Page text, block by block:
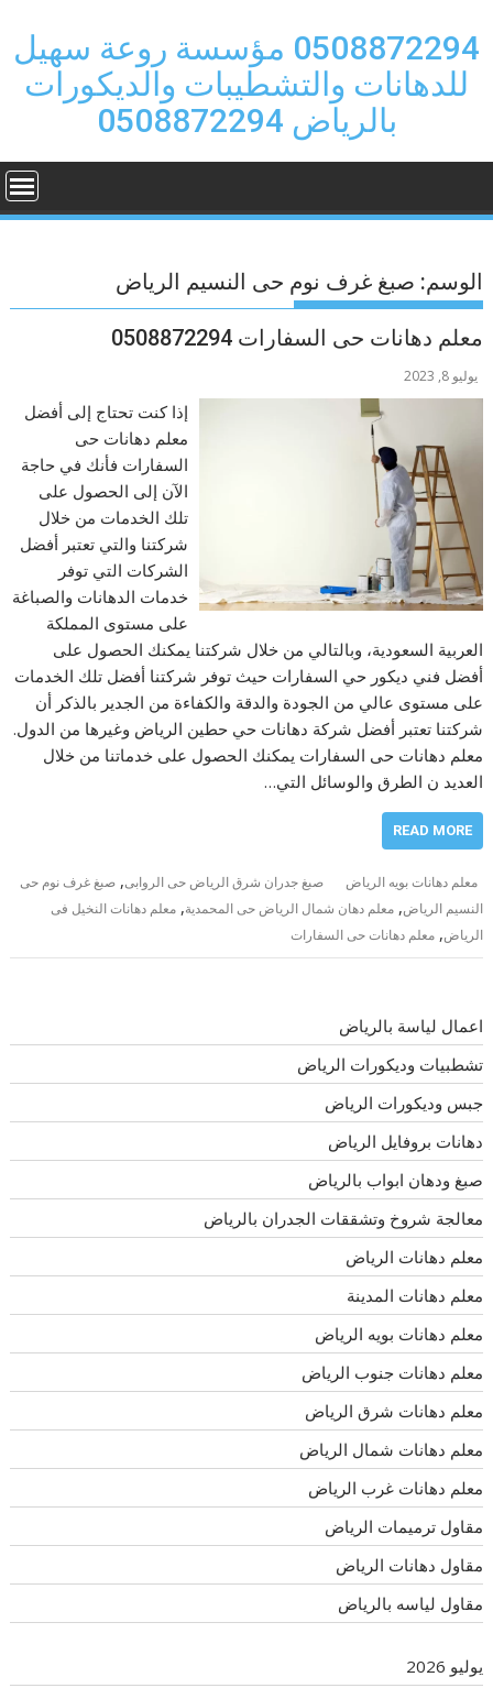
content
0508872294 مؤسسة روعة سهيل
للدهانات والتشطيبات والديكورات
بالرياض 0508872294
الوسم: صبغ غرف نوم حى النسيم الرياض
معلم دهانات حى السفارات 0508872294
يوليو 8, 2023
إذا كنت تحتاج إلى أفضل
معلم دهانات حى
السفارات فأنك في حاجة
الآن إلى الحصول على
تلك الخدمات من خلال
شركتنا والتي تعتبر أفضل
الشركات التي توفر
خدمات الدهانات والصباغة
على مستوى المملكة
العربية السعودية، وبالتالي من خلال شركتنا يمكنك الحصول على
أفضل فني ديكور حي السفارات حيث توفر شركتنا أفضل تلك الخدمات
على مستوى عالي من الجودة والدقة والكفاءة من الجدير بالذكر أن
شركتنا تعتبر أفضل شركة دهانات حي حطين الرياض وغيرها من الدول.
معلم دهانات حى السفارات يمكنك الحصول على خدماتنا من خلال
العديد ن الطرق والوسائل التي…
READ MORE
معلم دهانات بويه الرياض صبغ جدران شرق الرياض حى الروابى,صبغ غرف نوم حى
النسيم الرياض,معلم دهان شمال الرياض حى المحمدية,معلم دهانات النخيل فى
الرياض,معلم دهانات حى السفارات
اعمال لياسة بالرياض
تشطبيات وديكورات الرياض
جبس وديكورات الرياض
دهانات بروفايل الرياض
صبغ ودهان ابواب بالرياض
معالجة شروخ وتشققات الجدران بالرياض
معلم دهانات الرياض
معلم دهانات المدينة
معلم دهانات بويه الرياض
معلم دهانات جنوب الرياض
معلم دهانات شرق الرياض
معلم دهانات شمال الرياض
معلم دهانات غرب الرياض
مقاول ترميمات الرياض
مقاول دهانات الرياض
مقاول لياسه بالرياض
يوليو 2026